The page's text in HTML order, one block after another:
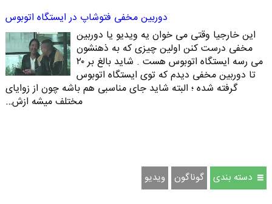
دوربین مخفی فتوشاپ در ایستگاه اتوبوس
این خارجیا وقتی می خوان یه ویدیو یا دوربین
مخفی درست کنن اولین چیزی که به ذهنشون
می رسه ایستگاه اتوبوس هست . شاید بالغ بر ۲۰
تا دوربین مخفی دیدم که توی ایستگاه اتوبوس
گرفته شده ؛ البته شاید جای مناسبی هم باشه چون از زوایای
مختلف میشه ازش…
دسته بندی گوناگون ویدیو